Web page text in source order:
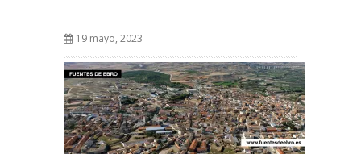
19 mayo, 2023